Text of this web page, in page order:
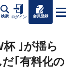
検索 ログイン 会員登録
｣が揺ら
｢有料化の